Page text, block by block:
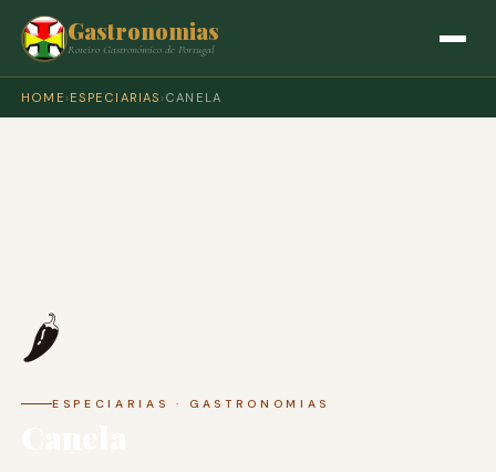
Gastronomias
Roteiro Gastronómico de Portugal
HOME › ESPECIARIAS › CANELA
🌶️
ESPECIARIAS · GASTRONOMIAS